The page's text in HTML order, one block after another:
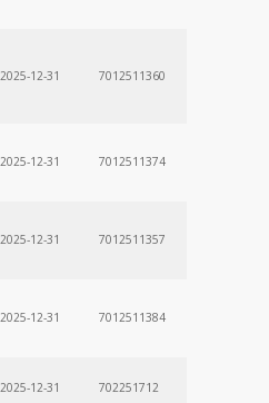
2025-12-31 7012511360
2025-12-31 7012511374
2025-12-31 7012511357
2025-12-31 7012511384
2025-12-31 702251712